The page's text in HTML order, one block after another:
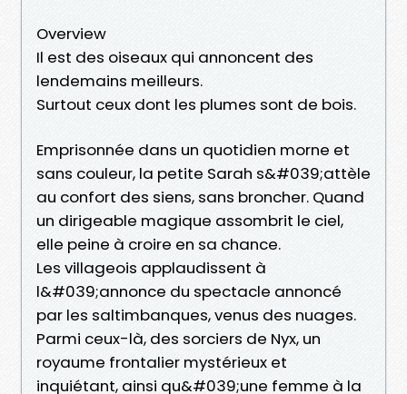
Overview
Il est des oiseaux qui annoncent des
lendemains meilleurs.
Surtout ceux dont les plumes sont de bois.
Emprisonnée dans un quotidien morne et
sans couleur, la petite Sarah s&#039;attèle
au confort des siens, sans broncher. Quand
un dirigeable magique assombrit le ciel,
elle peine à croire en sa chance.
Les villageois applaudissent à
l&#039;annonce du spectacle annoncé
par les saltimbanques, venus des nuages.
Parmi ceux-là, des sorciers de Nyx, un
royaume frontalier mystérieux et
inquiétant, ainsi qu&#039;une femme à la